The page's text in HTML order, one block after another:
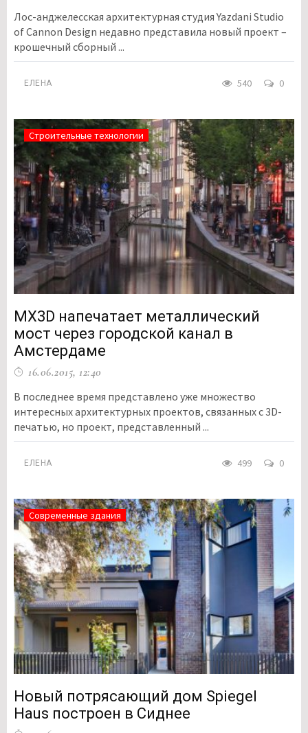
Лос-анджелесская архитектурная студия Yazdani Studio
of Cannon Design недавно представила новый проект –
крошечный сборный ...
ЕЛЕНА 540 0
Строительные технологии
MX3D напечатает металлический
мост через городской канал в
Амстердаме
16.06.2015, 12:40
В последнее время представлено уже множество
интересных архитектурных проектов, связанных с 3D-
печатью, но проект, представленный ...
ЕЛЕНА 499 0
Современные здания
Новый потрясающий дом Spiegel
Haus построен в Сиднее